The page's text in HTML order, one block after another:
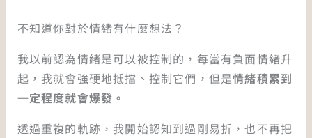
不知道你對於情緒有什麼想法？
我以前認為情緒是可以被控制的，每當有負面情緒升
起，我就會強硬地抵擋、控制它們，但是情緒積累到
一定程度就會爆發。
透過重複的軌跡，我開始認知到過剛易折，也不再把